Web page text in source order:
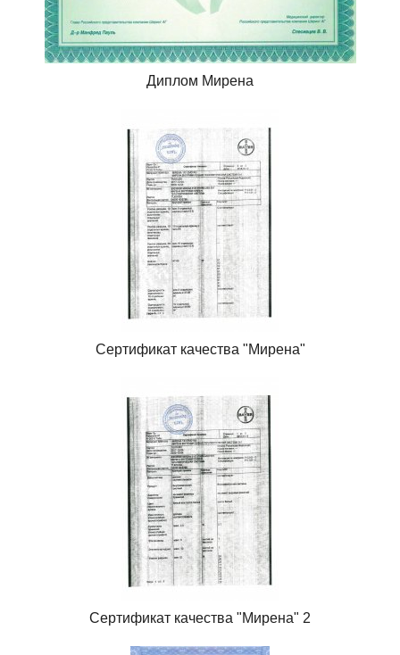
Диплом Мирена
Сертификат качества "Мирена"
Сертификат качества "Мирена" 2